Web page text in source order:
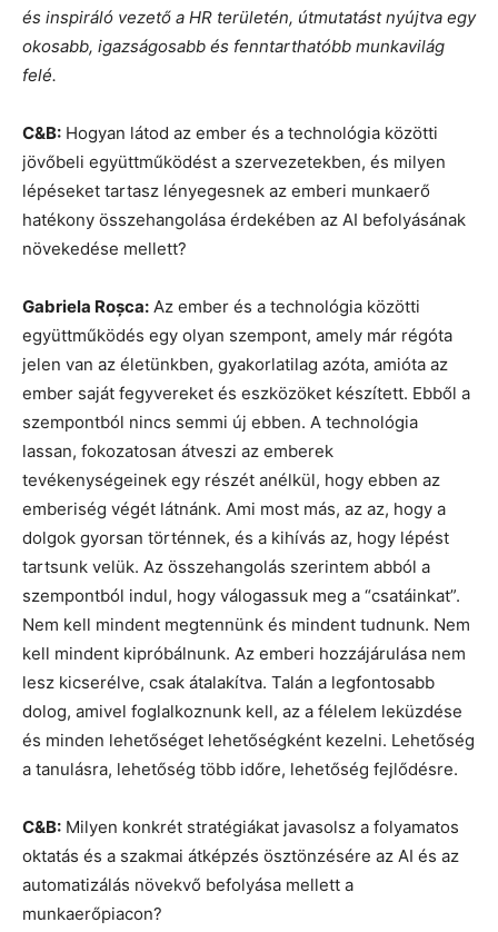
és inspiráló vezető a HR területén, útmutatást nyújtva egy
okosabb, igazságosabb és fenntarthatóbb munkavilág
felé.
C&B: Hogyan látod az ember és a technológia közötti
jövőbeli együttműködést a szervezetekben, és milyen
lépéseket tartasz lényegesnek az emberi munkaerő
hatékony összehangolása érdekében az AI befolyásának
növekedése mellett?
Gabriela Roșca: Az ember és a technológia közötti
együttműködés egy olyan szempont, amely már régóta
jelen van az életünkben, gyakorlatilag azóta, amióta az
ember saját fegyvereket és eszközöket készített. Ebből a
szempontból nincs semmi új ebben. A technológia
lassan, fokozatosan átveszi az emberek
tevékenységeinek egy részét anélkül, hogy ebben az
emberiség végét látnánk. Ami most más, az az, hogy a
dolgok gyorsan történnek, és a kihívás az, hogy lépést
tartsunk velük. Az összehangolás szerintem abból a
szempontból indul, hogy válogassuk meg a “csatáinkat”.
Nem kell mindent megtennünk és mindent tudnunk. Nem
kell mindent kipróbálnunk. Az emberi hozzájárulása nem
lesz kicserélve, csak átalakítva. Talán a legfontosabb
dolog, amivel foglalkoznunk kell, az a félelem leküzdése
és minden lehetőséget lehetőségként kezelni. Lehetőség
a tanulásra, lehetőség több időre, lehetőség fejlődésre.
C&B: Milyen konkrét stratégiákat javasolsz a folyamatos
oktatás és a szakmai átképzés ösztönzésére az AI és az
automatizálás növekvő befolyása mellett a
munkaerőpiacon?